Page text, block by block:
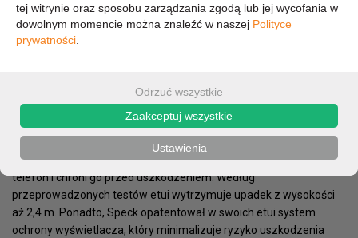
OPIS PARAMETRY
wykorzystująca najnowszą technologię IMPACTIUM™ Shock
Barrier, która chroni telefon przed uszkodzeniami podczas
upadku. To wszystko dzięki dwóm warstwom: zewnętrznej, która
rozprasza siłę uderzenia oraz wewnętrznej IMPACTIUM™,
absorbującej wstrząs. W ten sposób etui skutecznie zabezpiecza
telefon i chroni go przed uszkodzeniem. Według
przeprowadzonych testów etui wytrzymuje upadek z wysokości
aż 2,4 m. Ponadto, Speck opatentował w swoich etui system
ochrony wyświetlacza, który minimalizuje ryzyko uszkodzenia
tej witrynie oraz sposobu zarządzania zgodą lub jej wycofania w
dowolnym momencie można znaleźć w naszej Polityce
prywatności
Odrzuć wszystkie
Zaakceptuj wszystkie
Ustawienia